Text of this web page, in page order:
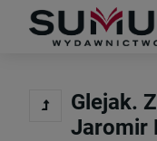
Glejak.
Jaromir